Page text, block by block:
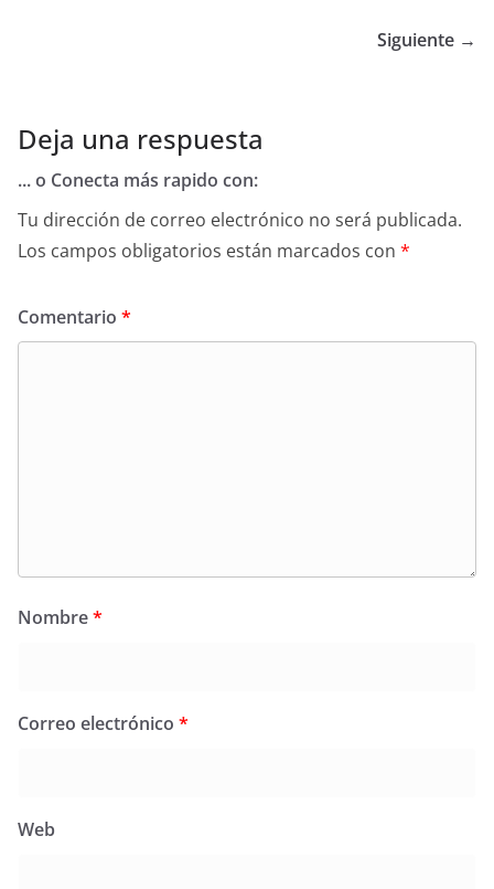
Siguiente →
Deja una respuesta
... o Conecta más rapido con:
Tu dirección de correo electrónico no será publicada.
Los campos obligatorios están marcados con *
Comentario *
Nombre*
Correo electrónico *
Web